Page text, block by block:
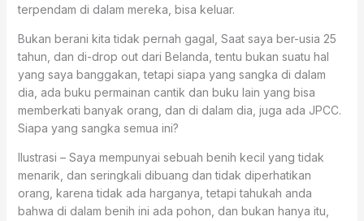
terpendam di dalam mereka, bisa keluar.
Bukan berani kita tidak pernah gagal, Saat saya ber-usia 25
tahun, dan di-drop out dari Belanda, tentu bukan suatu hal
yang saya banggakan, tetapi siapa yang sangka di dalam
dia, ada buku permainan cantik dan buku lain yang bisa
memberkati banyak orang, dan di dalam dia, juga ada JPCC.
Siapa yang sangka semua ini?
Ilustrasi – Saya mempunyai sebuah benih kecil yang tidak
menarik, dan seringkali dibuang dan tidak diperhatikan
orang, karena tidak ada harganya, tetapi tahukah anda
bahwa di dalam benih ini ada pohon, dan bukan hanya itu,